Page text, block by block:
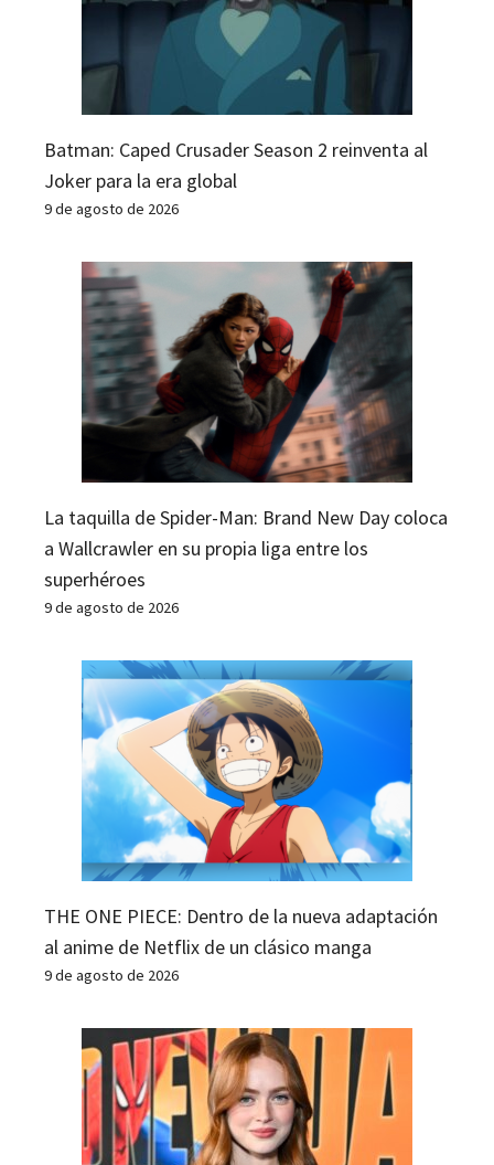
Batman: Caped Crusader Season 2 reinventa al
Joker para la era global
9 de agosto de 2026
La taquilla de Spider-Man: Brand New Day coloca
a Wallcrawler en su propia liga entre los
superhéroes
9 de agosto de 2026
THE ONE PIECE: Dentro de la nueva adaptación
al anime de Netflix de un clásico manga
9 de agosto de 2026